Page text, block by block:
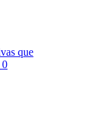
que
0